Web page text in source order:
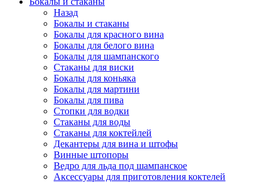
Назад
Бокалы и стаканы
Бокалы для красного вина
Бокалы для белого вина
Бокалы для шампанского
Стаканы для виски
Бокалы для коньяка
Бокалы для мартини
Бокалы для пива
Стопки для водки
Стаканы для воды
Стаканы для коктейлей
Декантеры для вина и штофы
Винные штопоры
Ведро для льда под шампанское
Аксессуары для приготовления коктелей